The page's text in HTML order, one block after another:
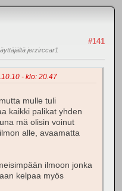
#141
jerzirccar1
- klo: 20.47
mulle tuli
kaikki palikat yhden
mä olisin voinut
alle, avaamatta
ilmoon jonka
kelpaa myös